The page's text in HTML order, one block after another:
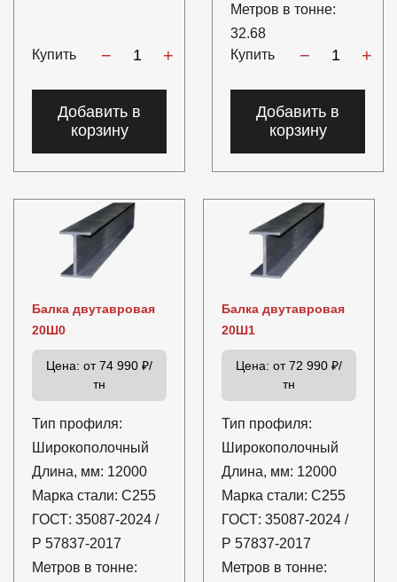
Купить − +
Добавить в
корзину
Метров в тонне:
32.68
Купить
− +
Добавить в
корзину
Балка двутавровая
20Ш0
Цена: от 74 990 ₽/
тн
Тип профиля:
Широкополочный
Длина, мм: 12000
Марка стали: С255
ГОСТ: 35087-2024 /
Р 57837-2017
Метров в тонне:
Балка двутавровая
20Ш1
Цена: от 72 990 ₽/
тн
Тип профиля:
Широкополочный
Длина, мм: 12000
Марка стали: С255
ГОСТ: 35087-2024 /
Р 57837-2017
Метров в тонне: